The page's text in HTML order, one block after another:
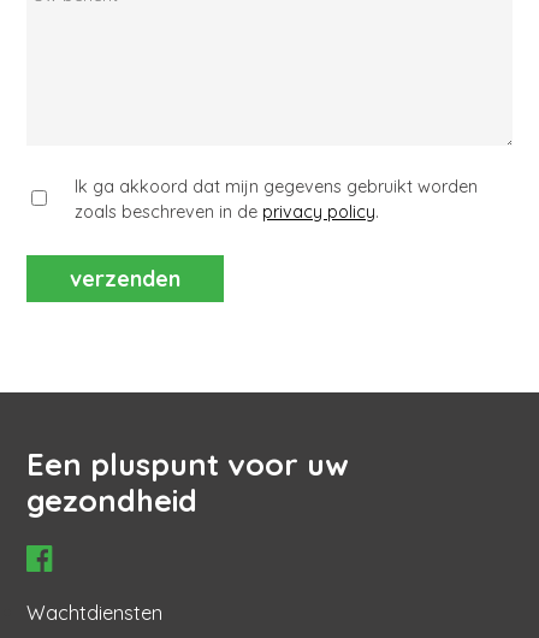
bericht
Ik ga akkoord dat mijn gegevens gebruikt worden
zoals beschreven in de privacy policy.
Een pluspunt voor uw
gezondheid
Hoofdnavigatie
Wachtdiensten